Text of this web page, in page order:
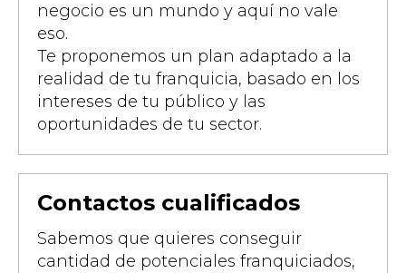
negocio es un mundo y aquí no vale
eso.
Te proponemos un plan adaptado a la
realidad de tu franquicia, basado en los
intereses de tu público y las
oportunidades de tu sector.
Contactos cualificados
Sabemos que quieres conseguir
cantidad de potenciales franquiciados,